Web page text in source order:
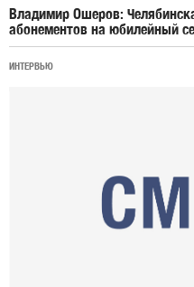
Владимир Ошеров:
абонементов на юбилейный
ИНТЕРВЬЮ